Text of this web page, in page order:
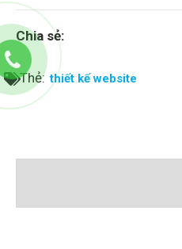
Chia sẻ:
Thẻ: thiết kế website